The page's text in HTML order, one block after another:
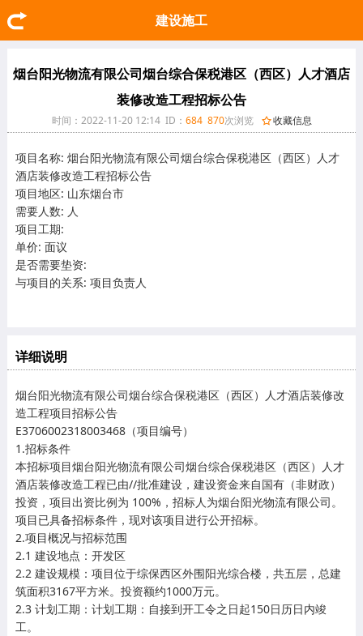
建设施工
烟台阳光物流有限公司烟台综合保税港区（西区）人才酒店
装修改造工程招标公告
时间：2022-11-20 12:14 ID： 684 870次浏览 收藏信息
项目名称: 烟台阳光物流有限公司烟台综合保税港区（西区）人才
酒店装修改造工程招标公告
项目地区: 山东烟台市
需要人数: 人
项目工期:
单价: 面议
是否需要垫资:
与项目的关系: 项目负责人
详细说明
烟台阳光物流有限公司烟台综合保税港区（西区）人才酒店装修改
造工程项目招标公告
E3706002318003468（项目编号）
1.招标条件
本招标项目烟台阳光物流有限公司烟台综合保税港区（西区）人才
酒店装修改造工程已由//批准建设，建设资金来自国有（非财政）
投资，项目出资比例为 100%，招标人为烟台阳光物流有限公司。
项目已具备招标条件，现对该项目进行公开招标。
2.项目概况与招标范围
2.1 建设地点：开发区
2.2 建设规模：项目位于综保西区外围阳光综合楼，共五层，总建
筑面积3167平方米。投资额约1000万元。
2.3 计划工期：计划工期：自接到开工令之日起150日历日内竣
工。